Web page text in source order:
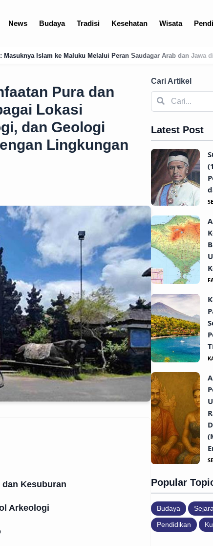
News Budaya Tradisi Kesehatan Wisata
Peran Saudagar Arab dan Jawa di Pelabuhan Ternate
Pura dan
Lokasi
dan Geologi
Lingkungan
Kesuburan
Arkeologi
Cari Artikel
Latest Post
Popular
Budaya
Pendidikan